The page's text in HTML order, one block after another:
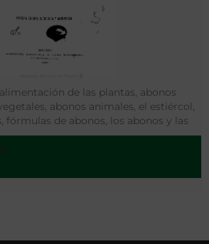
de las plantas, abonos
abonos animales, el estiércol,
fórmulas de abonos, los abonos y las
campos de experiencias